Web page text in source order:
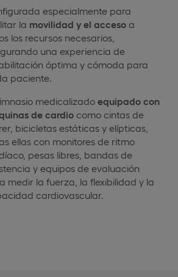
especialmente para
la movilidad y el accesoa
los recursos necesarios,
una experiencia de
óptima y cómoda para
paciente.
medicalizado equipado con
de cardiocomo cintas de
bicicletas estáticas y elípticas,
ellas con monitores de ritmo
pesas libres, bandas de
y equipos de evaluación
medir la fuerza, la flexibilidad y la
cardiovascular.